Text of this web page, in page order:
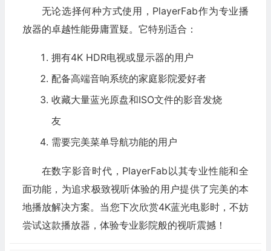
无论选择何种方式使用，PlayerFab作为专业播
放器的卓越性能毋庸置疑。它特别适合：
拥有4K HDR电视或显示器的用户
配备高端音响系统的家庭影院爱好者
收藏大量蓝光原盘和ISO文件的影音发烧
友
需要完美菜单导航功能的用户
在数字影音时代，PlayerFab以其专业性能和全
面功能，为追求极致视听体验的用户提供了完美的本
地播放解决方案。当您下次欣赏4K蓝光电影时，不妨
尝试这款播放器，体验专业影院般的视听震撼！